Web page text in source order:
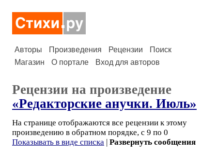
Авторы Произведения Рецензии
Поиск
Магазин
О портале Вход для авторов
Рецензии на произведение
«Редакторские анучки. Июль»
На странице отображаются все рецензии к этому
произведению в обратном порядке, с 9 по 0
Показывать в виде списка | Развернуть сообщения